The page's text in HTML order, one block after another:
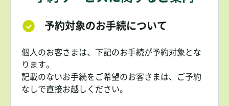
予約対象のお手続について
個人のお客さまは、下記のお手続が予約対象とな
ります。
記載のないお手続をご希望のお客さまは、ご予約
なしで直接お越しください。